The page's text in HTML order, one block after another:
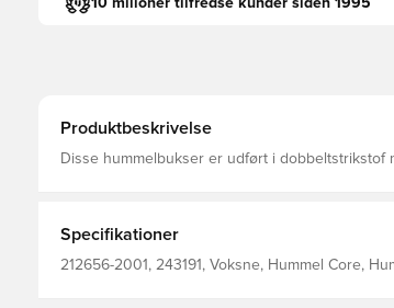
Produktbeskrivelse
Disse hummelbukser er udført i dobbeltstrikstof
pasform Fremstillet i 100% polyester.
Specifikationer
212656-2001, 243191, Voksne, Hummel Core,